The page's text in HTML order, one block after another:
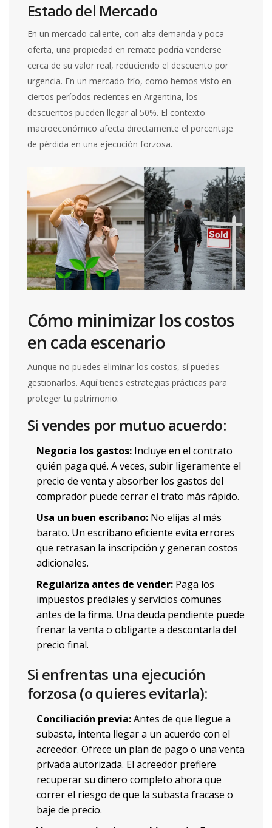
Estado del Mercado
En un mercado caliente, con alta demanda y poca
oferta, una propiedad en remate podría venderse
cerca de su valor real, reduciendo el descuento por
urgencia. En un mercado frío, como hemos visto en
ciertos períodos recientes en Argentina, los
descuentos pueden llegar al 50%. El contexto
macroeconómico afecta directamente el porcentaje
de pérdida en una ejecución forzosa.
Cómo minimizar los costos
en cada escenario
Aunque no puedes eliminar los costos, sí puedes
gestionarlos. Aquí tienes estrategias prácticas para
proteger tu patrimonio.
Si vendes por mutuo acuerdo:
Negocia los gastos: Incluye en el contrato
quién paga qué. A veces, subir ligeramente el
precio de venta y absorber los gastos del
comprador puede cerrar el trato más rápido.
Usa un buen escribano: No elijas al más
barato. Un escribano eficiente evita errores
que retrasan la inscripción y generan costos
adicionales.
Regulariza antes de vender: Paga los
impuestos prediales y servicios comunes
antes de la firma. Una deuda pendiente puede
frenar la venta o obligarte a descontarla del
precio final.
Si enfrentas una ejecución
forzosa (o quieres evitarla):
Conciliación previa:Antes de que llegue a
subasta, intenta llegar a un acuerdo con el
acreedor. Ofrece un plan de pago o una venta
privada autorizada. El acreedor prefiere
recuperar su dinero completo ahora que
correr el riesgo de que la subasta fracase o
baje de precio.